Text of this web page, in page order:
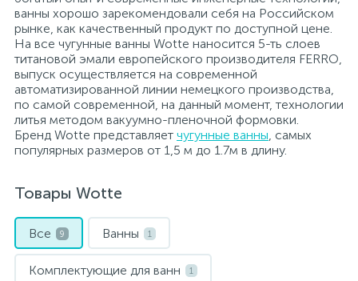
ванны хорошо зарекомендовали себя на Российском
рынке, как качественный продукт по доступной цене.
На все чугунные ванны Wotte наносится 5-ть слоев
титановой эмали европейского производителя FERRO,
выпуск осуществляется на современной
автоматизированной линии немецкого производства,
по самой современной, на данный момент, технологии
литья методом вакуумно-пленочной формовки.
Бренд Wotte представляет чугунные ванны, самых
популярных размеров от 1,5 м до 1.7м в длину.
Товары Wotte
Все 9 Ванны 1
Комплектующие для ванн 1
Мебель для ванной и зеркала
Раковины
Унитазы
Внутрипольные конвектора
Электрические конвекторы
Электрический водонагреватель 65 л.
Электрический водонагреватель 75 л.
Электрический водонагреватель 80 л.
Электрический водонагреватель 100 л.
Электрический водонагреватель 120 л.